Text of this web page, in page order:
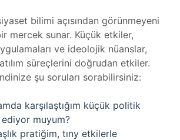
bilimi açısından görünmeyeni
mercek sunar. Küçük etkiler,
ve ideolojik nüanslar,
süreçlerini doğrudan etkiler.
şu soruları sorabilirsiniz:
karşılaştığım küçük politik
muyum?
pratiğim, tıny etkilerle